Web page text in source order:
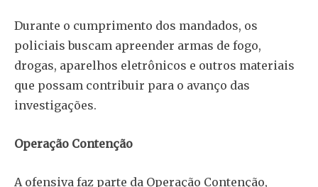
Durante o cumprimento dos mandados, os
policiais buscam apreender armas de fogo,
drogas, aparelhos eletrônicos e outros materiais
que possam contribuir para o avanço das
investigações.
Operação Contenção
A ofensiva faz parte da Operação Contenção,